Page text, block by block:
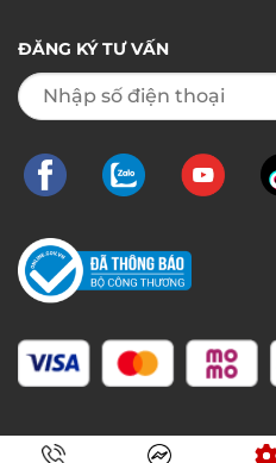
ĐĂNG KÝ TƯ VẤN